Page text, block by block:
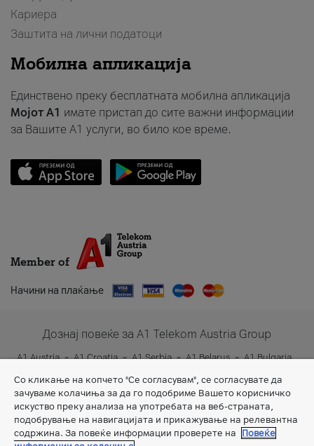
Кариера
Заштита на лични податоци
Мобилна апликација
Единствено преку бесплатната мобилна апликација
Мојот A1 имате пристап до сите важни информации
за Вашите A1 услуги, во било кое време.
Member of
Начини на плаќање
Дознај повеќе за A1 Telekom Austria Group
A1 Austria A1 Croatia A1 Serbia A1 Belarus
A1 Bulgaria
Со кликање на копчето "Се согласувам", се согласувате да
зачуваме колачиња за да го подобриме Вашето корисничко
искуство преку анализа на употребата на веб-страната,
подобрување на навигацијата и прикажување на релевантна
содржина. За повеќе информации проверете на
Повеќе